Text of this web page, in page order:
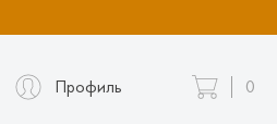
Профиль 0